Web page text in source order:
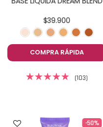
$39.900
COMPRA RÁPIDA
(103)
-50%